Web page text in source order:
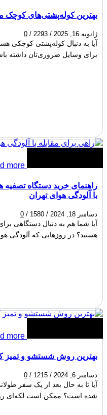
بهترین کوله‌پشتی‌های کوچک
ژانویه 16, 2025 /
2293
/
0
آیا به دنبال کوله‌پشتی کوچکی
برای وسایل ضروری‌تان داشته
more
راهنمای خرید دستگاه تصفیه
با آلودگی هوای تهران
دسامبر 18, 2024 /
1580
/
0
آیا شما هم به دنبال دستگاهی
هستید؟ در روزهایی که آلودگی
more
بهترین روش شستشو و تمیز
دسامبر 6, 2024 /
1215
/
0
آیا تا به حال بعد از یک سفر
شده است؟ ممکن است لکه‌ای